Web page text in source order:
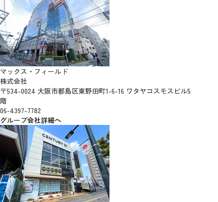
マックス・フィールド
株式会社
〒534-0024 大阪市都島区東野田町1-6-16 ワタヤコスモスビル5
階
06-4397-7782
グループ会社詳細へ